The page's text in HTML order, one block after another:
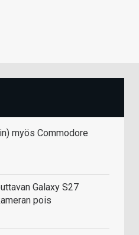
myös Commodore
Galaxy S27
pois